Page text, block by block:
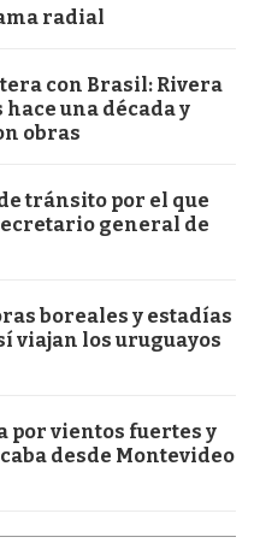
radial
con Brasil: Rivera
una década y
obras
tránsito por el que
general de
boreales y estadías
viajan los uruguayos
por vientos fuertes y
desde Montevideo